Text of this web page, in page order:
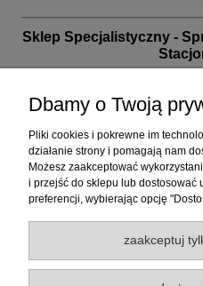
Sklep Specjalistyczny -
Wilgą 15 (na
+48 12 26 06 050 |
zapraszamy również
klientów. Poświęć nam
Dbamy o Twoją
Pliki cookies i pokrewne im
działanie strony i pomagają nam
Możesz zaakceptować
i przejść do sklepu lub dostosować
preferencji, wybierając opcję
zaakceptuj